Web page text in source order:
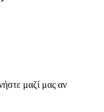
μαζί μας αν